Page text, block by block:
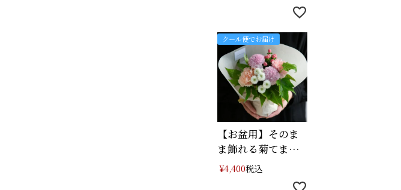
【お盆用】そのま
ま飾れる菊てま
り･･･
クール便でお届け
¥4,400税込